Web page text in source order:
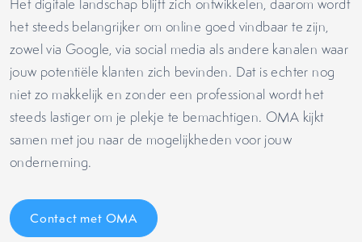
Het digitale landschap blijft zich ontwikkelen, daarom wordt
het steeds belangrijker om online goed vindbaar te zijn,
zowel via Google, via social media als andere kanalen waar
jouw potentiële klanten zich bevinden. Dat is echter nog
niet zo makkelijk en zonder een professional wordt het
steeds lastiger om je plekje te bemachtigen. OMA kijkt
samen met jou naar de mogelijkheden voor jouw
onderneming.
Contact met OMA